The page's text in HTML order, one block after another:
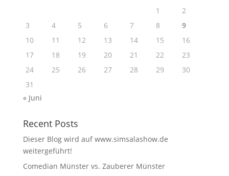
1
2
3
4 5 6 7 8
9
10
11 12 13 14 15
16
17
18 19 20 21 22
23
24
25 26 27 28 29
30
31
« Juni
Recent Posts
Dieser Blog wird auf www.simsalashow.de
weitergeführt!
Comedian Münster vs. Zauberer Münster